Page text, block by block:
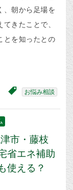
、朝から足場を
きたことで、
とを知ったとの
お悩み相談
市・藤枝
省エネ補助
使える？